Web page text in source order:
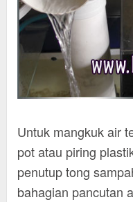
Untuk mangkuk air
pot atau piring
penutup tong
bahagian pancutan